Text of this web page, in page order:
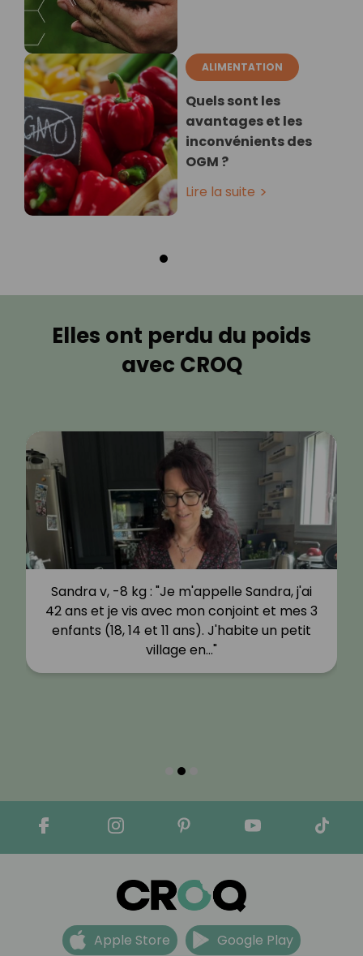
ALIMENTATION
Quels sont les
avantages et les
inconvénients des
OGM ?
Lire la suite
Elles ont perdu du poids
avec CROQ
Sandra v, -8 kg : "Je m'appelle Sandra, j'ai
42 ans et je vis avec mon conjoint et mes 3
enfants (18, 14 et 11 ans). J'habite un petit
village en…"
Apple Store Google Play